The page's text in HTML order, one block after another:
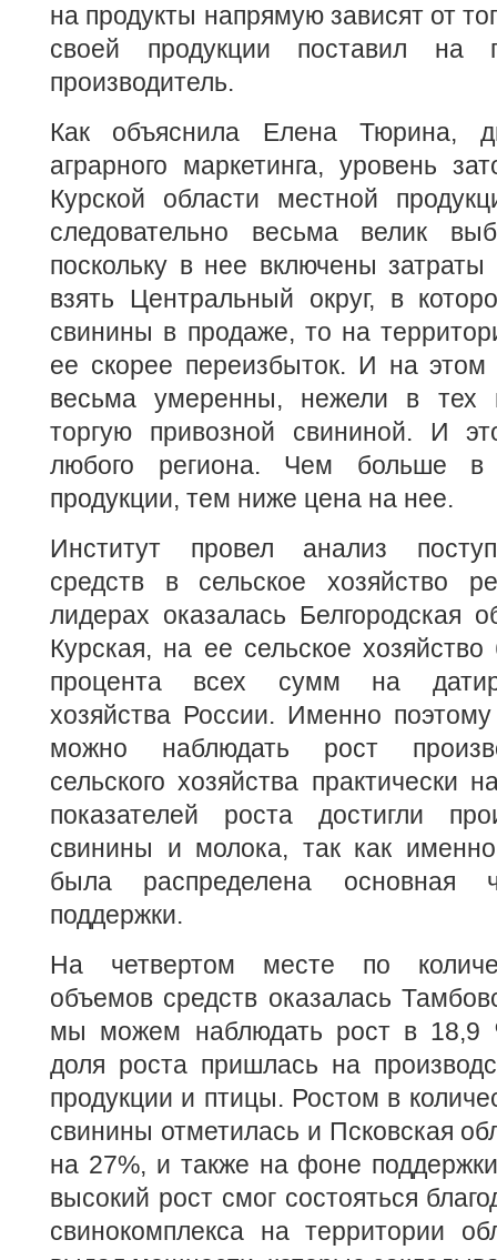
на продукты напрямую зависят от
своей продукции поставил на
производитель.
Как объяснила Елена Тюрина,
аграрного маркетинга, уровень
Курской области местной
следовательно весьма велик
поскольку в нее включены
взять Центральный округ, в
свинины в продаже, то на
ее скорее переизбыток. И на
весьма умеренны, нежели в тех
торгую привозной свининой. И
любого региона. Чем больше в
продукции, тем ниже цена на нее.
Институт провел анализ
средств в сельское хозяйство
лидерах оказалась Белгородская
Курская, на ее сельское
процента всех сумм на
хозяйства России. Именно
можно наблюдать рост
сельского хозяйства практически
показателей роста достигли
свинины и молока, так как
была распределена основная
поддержки.
На четвертом месте по
объемов средств оказалась
мы можем наблюдать рост в 18,9
доля роста пришлась на
продукции и птицы. Ростом в
свинины отметилась и Псковская
на 27%, и также на фоне
высокий рост смог состояться
свинокомплекса на территории